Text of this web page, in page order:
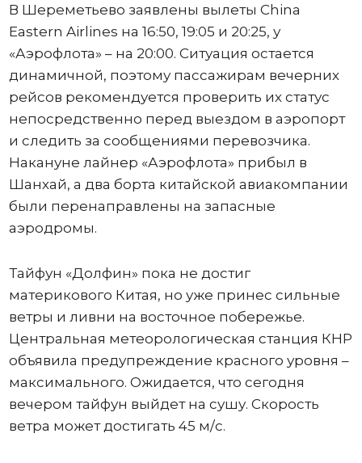
В Шереметьево заявлены вылеты China
Eastern Airlines на 16:50, 19:05 и 20:25, у
«Аэрофлота» – на 20:00. Ситуация остается
динамичной, поэтому пассажирам вечерних
рейсов рекомендуется проверить их статус
непосредственно перед выездом в аэропорт
и следить за сообщениями перевозчика.
Накануне лайнер «Аэрофлота» прибыл в
Шанхай, а два борта китайской авиакомпании
были перенаправлены на запасные
аэродромы.
Тайфун «Долфин» пока не достиг
материкового Китая, но уже принес сильные
ветры и ливни на восточное побережье.
Центральная метеорологическая станция КНР
объявила предупреждение красного уровня –
максимального. Ожидается, что сегодня
вечером тайфун выйдет на сушу. Скорость
ветра может достигать 45 м/с.